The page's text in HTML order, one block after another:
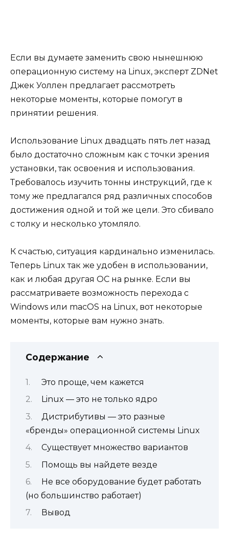
Если вы думаете заменить свою нынешнюю
операционную систему на Linux, эксперт ZDNet
Джек Уоллен предлагает рассмотреть
некоторые моменты, которые помогут в
принятии решения.
Использование Linux двадцать пять лет назад
было достаточно сложным как с точки зрения
установки, так освоения и использования.
Требовалось изучить тонны инструкций, где к
тому же предлагался ряд различных способов
достижения одной и той же цели. Это сбивало
с толку и несколько утомляло.
К счастью, ситуация кардинально изменилась.
Теперь Linux так же удобен в использовании,
как и любая другая ОС на рынке. Если вы
рассматриваете возможность перехода с
Windows или macOS на Linux, вот некоторые
моменты, которые вам нужно знать.
Содержание
Это проще, чем кажется
Linux — это не только ядро
Дистрибутивы — это разные
«бренды» операционной системы Linux
Существует множество вариантов
Помощь вы найдете везде
Не все оборудование будет работать
(но большинство работает)
Вывод